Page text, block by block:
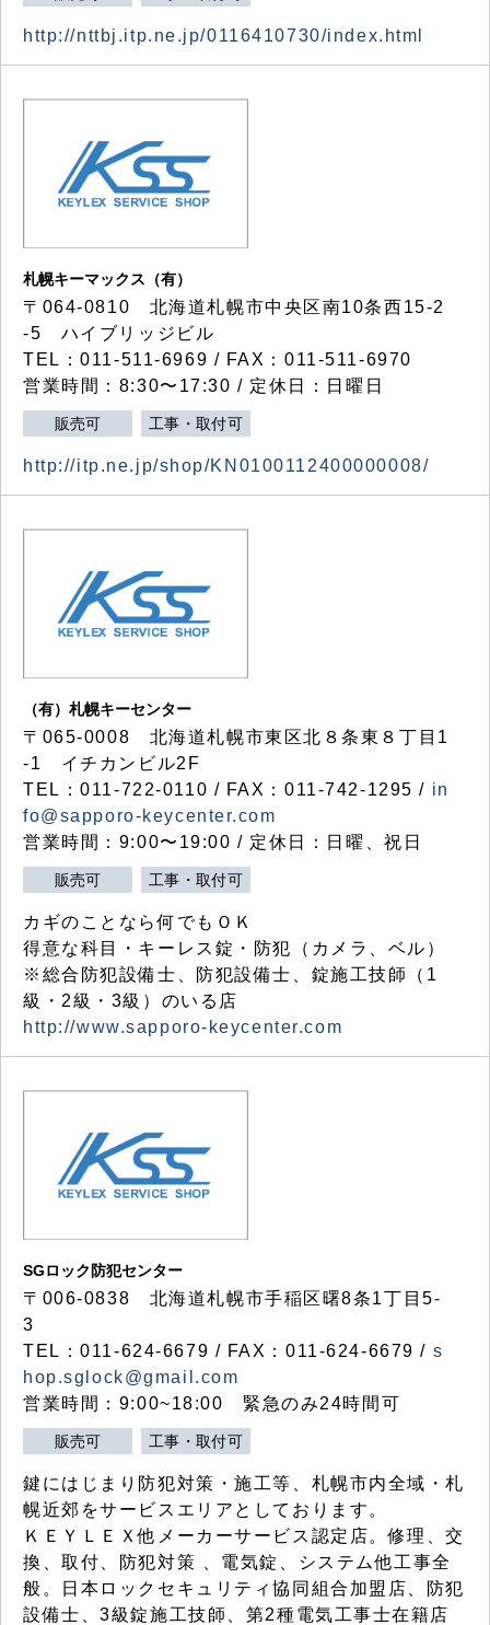
http://nttbj.itp.ne.jp/0116410730/index.html
札幌キーマックス（有）
〒064-0810 北海道札幌市中央区南10条西15-2
-5 ハイブリッジビル
TEL：011-511-6969 / FAX：011-511-6970
営業時間：8:30〜17:30 / 定休日：日曜日
販売可 工事・取付可
http://itp.ne.jp/shop/KN0100112400000008/
（有）札幌キーセンター
〒065-0008 北海道札幌市東区北８条東８丁目1
-1 イチカンビル2F
TEL：011-722-0110 / FAX：011-742-1295 / in
fo@sapporo-keycenter.com
営業時間：9:00〜19:00 / 定休日：日曜、祝日
販売可 工事・取付可
カギのことなら何でもＯＫ
得意な科目・キーレス錠・防犯（カメラ、ベル）
※総合防犯設備士、防犯設備士、錠施工技師（1
級・2級・3級）のいる店
http://www.sapporo-keycenter.com
SGロック防犯センター
〒006-0838 北海道札幌市手稲区曙8条1丁目5-
3
TEL：011-624-6679 / FAX：011-624-6679 / s
hop.sglock@gmail.com
営業時間：9:00~18:00 緊急のみ24時間可
販売可 工事・取付可
鍵にはじまり防犯対策・施工等、札幌市内全域・札
幌近郊をサービスエリアとしております。
ＫＥＹＬＥＸ他メーカーサービス認定店。修理、交
換、取付、防犯対策 、電気錠、システム他工事全
般。日本ロックセキュリティ協同組合加盟店、防犯
設備士、3級錠施工技師、第2種電気工事士在籍店